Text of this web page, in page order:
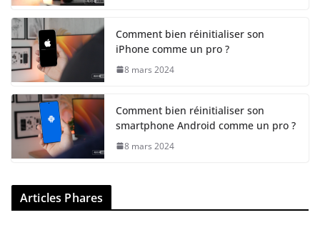
Comment bien réinitialiser son
iPhone comme un pro ?
8 mars 2024
Comment bien réinitialiser son
smartphone Android comme un pro ?
8 mars 2024
Articles Phares